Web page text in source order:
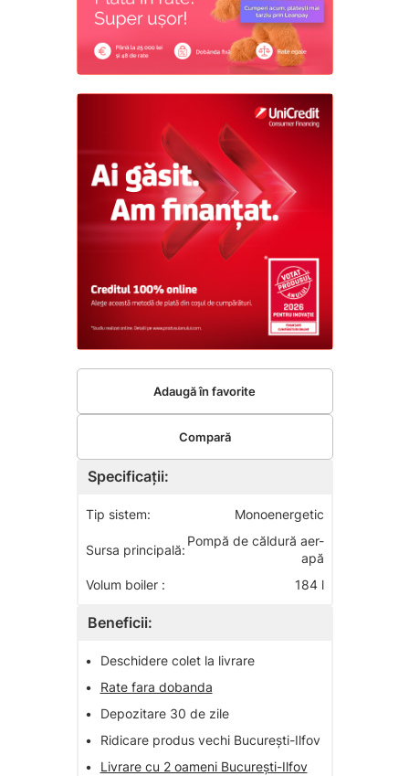
Specificații:
Tip sistem: Monoenergetic
Sursa principală:
Pompă de căldură aer-
apă
Volum boiler :
184 l
Beneficii:
•
Deschidere colet la livrare
•
Rate fara dobanda
•
Depozitare 30 de zile
•
Ridicare produs vechi București-Ilfov
•
Livrare cu 2 oameni București-Ilfov
Adaugă în favorite
Compară